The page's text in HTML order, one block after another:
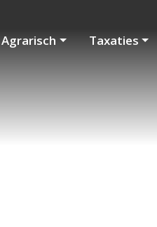
Agrarisch Taxaties